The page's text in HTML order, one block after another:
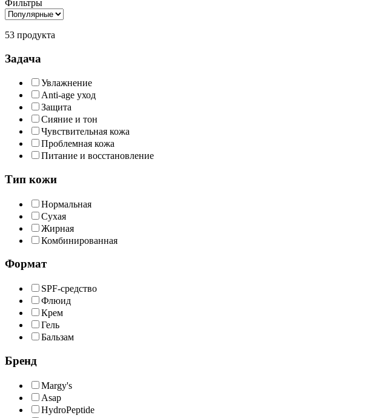
Фильтры
53 продукта
Задача
Увлажнение
Anti-age уход
Защита
Сияние и тон
Чувствительная кожа
Проблемная кожа
Питание и восстановление
Тип кожи
Нормальная
Сухая
Жирная
Комбинированная
Формат
SPF-средство
Флюид
Крем
Гель
Бальзам
Бренд
Margy's
Asap
HydroPeptide